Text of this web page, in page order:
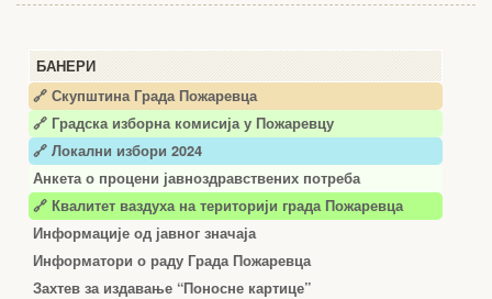
БАНЕРИ
🔗 Скупштина Града Пожаревца
🔗 Градска изборна комисија у Пожаревцу
🔗 Локални избори 2024
Анкета о процени јавноздравствених потреба
🔗 Квалитет ваздуха на територији града Пожаревца
Информације од јавног значаја
Информатори о раду Града Пожаревца
Захтев за издавање “Поносне картице”